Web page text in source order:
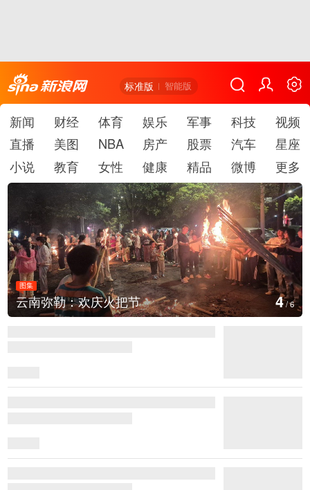
标准版 智能版
新闻 财经 体育 娱乐 军事 科技
视频
直播
美图 NBA 房产 股票 汽车
星座
小说
教育 女性 健康 精品 微博 更多
欢庆火把节
图集
江西铅山
5/6